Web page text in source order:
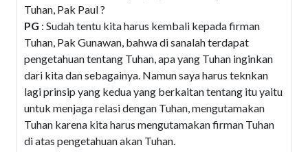
Tuhan, Pak Paul ?
PG : Sudah tentu kita harus kembali kepada firman
Tuhan, Pak Gunawan, bahwa di sanalah terdapat
pengetahuan tentang Tuhan, apa yang Tuhan inginkan
dari kita dan sebagainya. Namun saya harus teknkan
lagi prinsip yang kedua yang berkaitan tentang itu yaitu
untuk menjaga relasi dengan Tuhan, mengutamakan
Tuhan karena kita harus mengutamakan firman Tuhan
di atas pengetahuan akan Tuhan.